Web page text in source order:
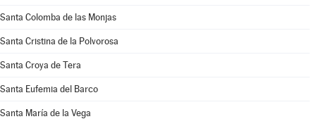
Santa Colomba de las Monjas
Santa Cristina de la Polvorosa
Santa Croya de Tera
Santa Eufemia del Barco
Santa María de la Vega